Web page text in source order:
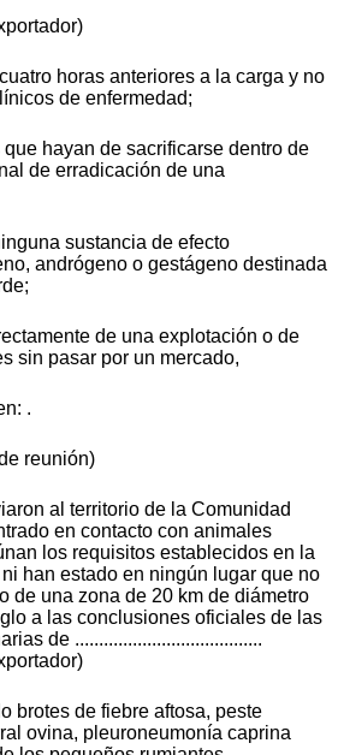
horas anteriores a la carga y no
de enfermedad;
hayan de sacrificarse dentro de
de erradicación de una
sustancia de efecto
andrógeno o gestágeno destinada
de una explotación o de
sin pasar por un mercado,
.
reunión)
al territorio de la Comunidad
en contacto con animales
los requisitos establecidos en la
han estado en ningún lugar que no
de una zona de 20 km de diámetro
a las conclusiones oficiales de las
de .......................................
brotes de fiebre aftosa, peste
ovina, pleuroneumonía caprina